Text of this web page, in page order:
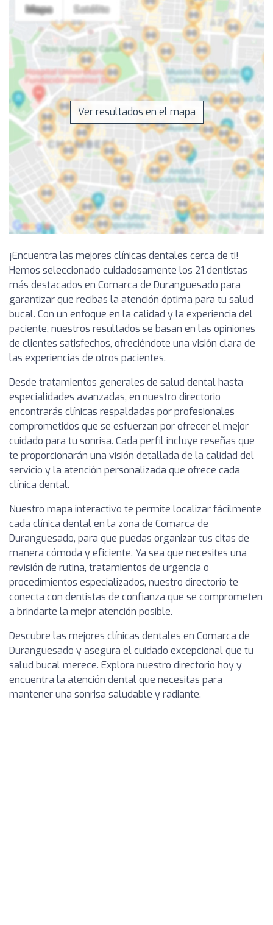
Ver resultados en el mapa
¡Encuentra las mejores clínicas dentales cerca de ti!
Hemos seleccionado cuidadosamente los 21 dentistas
más destacados en Comarca de Duranguesado para
garantizar que recibas la atención óptima para tu salud
bucal. Con un enfoque en la calidad y la experiencia del
paciente, nuestros resultados se basan en las opiniones
de clientes satisfechos, ofreciéndote una visión clara de
las experiencias de otros pacientes.
Desde tratamientos generales de salud dental hasta
especialidades avanzadas, en nuestro directorio
encontrarás clínicas respaldadas por profesionales
comprometidos que se esfuerzan por ofrecer el mejor
cuidado para tu sonrisa. Cada perfil incluye reseñas que
te proporcionarán una visión detallada de la calidad del
servicio y la atención personalizada que ofrece cada
clínica dental.
Nuestro mapa interactivo te permite localizar fácilmente
cada clínica dental en la zona de Comarca de
Duranguesado, para que puedas organizar tus citas de
manera cómoda y eficiente. Ya sea que necesites una
revisión de rutina, tratamientos de urgencia o
procedimientos especializados, nuestro directorio te
conecta con dentistas de confianza que se comprometen
a brindarte la mejor atención posible.
Descubre las mejores clínicas dentales en Comarca de
Duranguesado y asegura el cuidado excepcional que tu
salud bucal merece. Explora nuestro directorio hoy y
encuentra la atención dental que necesitas para
mantener una sonrisa saludable y radiante.